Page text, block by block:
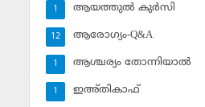
ആയത്തുല്‍ കുര്‍സി
1
ആരോഗ്യം-Q&A
12
ആശ്ചര്യം തോന്നിയാല്‍
1
ഇഅ്തികാഫ്‌
1